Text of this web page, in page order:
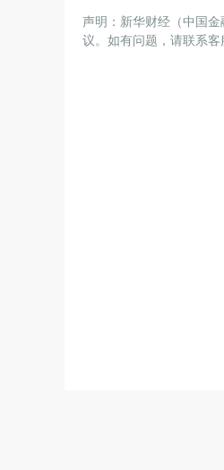
声明：新华财经（中国
议。如有问题，请联系客